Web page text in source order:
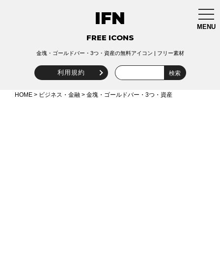
MENU
IFN
FREE ICONS
金塊・ゴールドバー・3つ・資産の無料アイコン | フリー素材
利用規約
HOME > ビジネス・金融 > 金塊・ゴールドバー・3つ・資産